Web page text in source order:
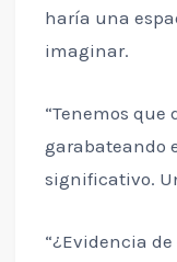
haría una
imaginar.
“Tenemos que
garabateando
significativo.
“¿Evidencia